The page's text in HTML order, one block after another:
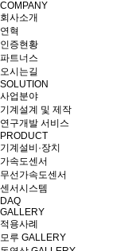
COMPANY
회사소개
연혁
인증현황
파트너스
오시는길
SOLUTION
사업분야
기계설계 및 제작
연구개발 서비스
PRODUCT
기계설비·장치
가속도센서
무선가속도센서
센서시스템
DAQ
GALLERY
적용사례
모루 GALLERY